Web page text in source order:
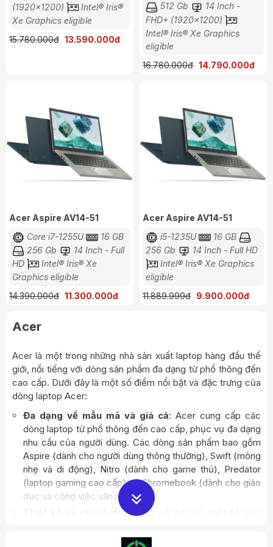
(1920x1200)
Intel® Iris®
Xe Graphics eligible
15.780.000đ 13.590.000đ
512 Gb
14 Inch -
FHD+ (1920x1200)
Intel® Iris® Xe Graphics
eligible
16.780.000đ 14.790.000đ
Acer Aspire AV14-51
Core i7-1255U
16 GB
256 Gb
14 Inch - Full
HD
Intel® Iris® Xe
Graphics eligible
14.390.000đ 11.300.000đ
Acer Aspire AV14-51
i5-1235U
16 GB
256 Gb
14 Inch - Full HD
Intel® Iris® Xe Graphics
eligible
11.889.999đ 9.900.000đ
Acer
Acer là một trong những nhà sản xuất laptop hàng đầu thế
giới, nổi tiếng với dòng sản phẩm đa dạng từ phổ thông đến
cao cấp. Dưới đây là một số điểm nổi bật và đặc trưng của
dòng laptop Acer:
Đa dạng về mẫu mã và giá cả: Acer cung cấp các
dòng laptop từ phổ thông đến cao cấp, phục vụ đa dạng
nhu cầu của người dùng. Các dòng sản phẩm bao gồm
Aspire (dành cho người dùng thông thường), Swift (mỏng
nhẹ và di động), Nitro (dành cho game thủ), Predator
(laptop gaming cao cấp) và Chromebook (dành cho giáo
dục và công việc văn phòng).
Thiết kế và chất lượng: Acer nổi bật với thiết kế hiện
Swift và Aspire thường có thiết kế mỏng nhẹ, dễ dàng